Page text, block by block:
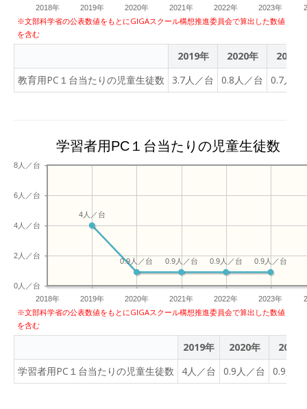
2018年 2019年 2020年 2021年 2022年 2023年
※文部科学省の公表数値をもとにGIGAスクール構想推進委員会で算出した数値
を含む
2019年 2020年
2021年
教育用PC１台当たりの児童生徒数
3.7人／台 0.8人／台 0.7人／
学習者用PC１台当たりの児童生徒数
2018年 2019年 2020年 2021年 2022年 2023年
0人／台
2人／台
4人／台
6人／台
8人／台
0.9人／台
0.9人／台
0.9人／台
0.9人／台
4人／台
※文部科学省の公表数値をもとにGIGAスクール構想推進委員会で算出した数値
を含む
2019年 2020年
2021
学習者用PC１台当たりの児童生徒数
4人／台 0.9人／台 0.9人